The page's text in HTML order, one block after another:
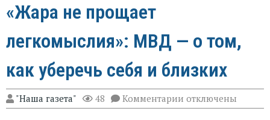
«Жара не прощает
легкомыслия»: МВД — о том,
как уберечь себя и близких
"Наша газета" 48 Комментарии к
записи
отключены